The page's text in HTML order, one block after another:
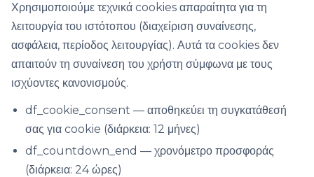
Χρησιμοποιούμε τεχνικά cookies απαραίτητα για τη
λειτουργία του ιστότοπου (διαχείριση συναίνεσης,
ασφάλεια, περίοδος λειτουργίας). Αυτά τα cookies δεν
απαιτούν τη συναίνεση του χρήστη σύμφωνα με τους
ισχύοντες κανονισμούς.
df_cookie_consent — αποθηκεύει τη συγκατάθεσή
σας για cookie (διάρκεια: 12 μήνες)
df_countdown_end — χρονόμετρο προσφοράς
(διάρκεια: 24 ώρες)